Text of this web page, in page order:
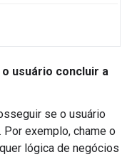
o usuário concluir a
se o usuário
Por exemplo, chame o
lógica de negócios